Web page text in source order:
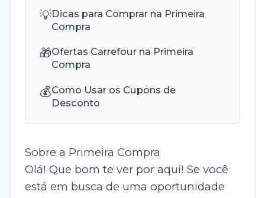
💡Dicas para Comprar na Primeira
Compra
🎁Ofertas Carrefour na Primeira
Compra
💰Como Usar os Cupons de
Desconto
Sobre a Primeira Compra
Olá! Que bom te ver por aqui! Se você
está em busca de uma oportunidade